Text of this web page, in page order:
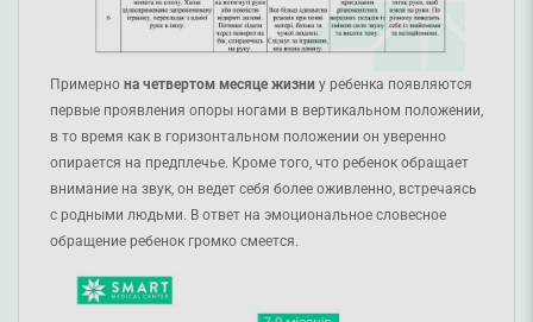
Примерно на четвертом месяце жизни у ребенка появляются
первые проявления опоры ногами в вертикальном положении,
в то время как в горизонтальном положении он уверенно
опирается на предплечье. Кроме того, что ребенок обращает
внимание на звук, он ведет себя более оживленно, встречаясь
с родными людьми. В ответ на эмоциональное словесное
обращение ребенок громко смеется.